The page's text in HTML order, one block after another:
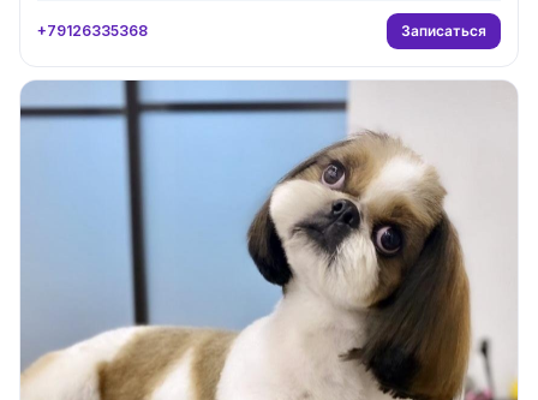
+79126335368 Записаться